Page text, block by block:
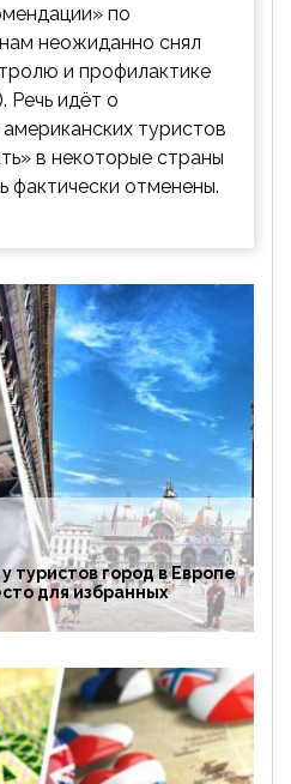
по
неожиданно снял
и профилактике
Речь идёт о
туристов
в некоторые страны
фактически отменены.
туристов город в Европе
для избранных